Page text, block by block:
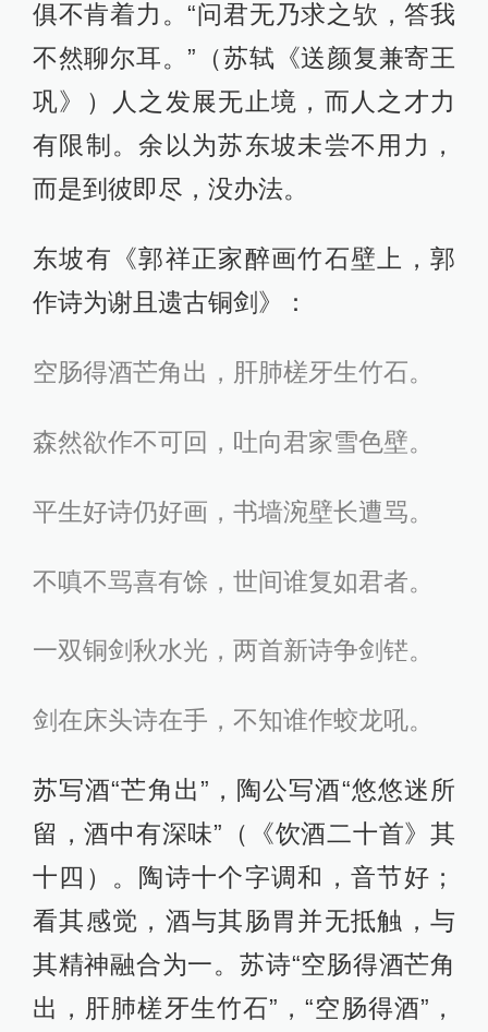
俱不肯着力。“问君无乃求之欤，答我
不然聊尔耳。”（苏轼《送颜复兼寄王
巩》）人之发展无止境，而人之才力
有限制。余以为苏东坡未尝不用力，
而是到彼即尽，没办法。
东坡有《郭祥正家醉画竹石壁上，郭
作诗为谢且遗古铜剑》：
空肠得酒芒角出，肝肺槎牙生竹石。
森然欲作不可回，吐向君家雪色壁。
平生好诗仍好画，书墙涴壁长遭骂。
不嗔不骂喜有馀，世间谁复如君者。
一双铜剑秋水光，两首新诗争剑铓。
剑在床头诗在手，不知谁作蛟龙吼。
苏写酒“芒角出”，陶公写酒“悠悠迷所
留，酒中有深味”（《饮酒二十首》其
十四）。陶诗十个字调和，音节好；
看其感觉，酒与其肠胃并无抵触，与
其精神融合为一。苏诗“空肠得酒芒角
出，肝肺槎牙生竹石”，“空肠得酒”，